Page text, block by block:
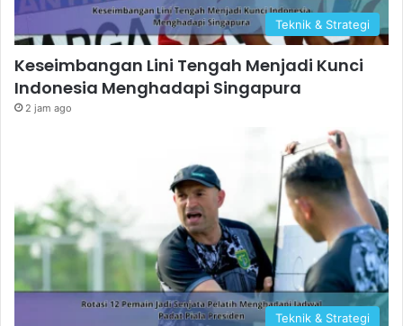
Teknik & Strategi
Keseimbangan Lini Tengah Menjadi Kunci
Indonesia Menghadapi Singapura
2 jam ago
Teknik & Strategi